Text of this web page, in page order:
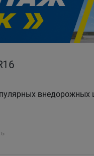
внедорожных